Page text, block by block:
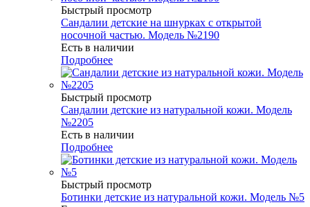
Быстрый просмотр
Сандалии детские на шнурках с открытой
носочной частью. Модель №2190
Есть в наличии
Подробнее
Быстрый просмотр
Сандалии детские из натуральной кожи. Модель
№2205
Есть в наличии
Подробнее
Быстрый просмотр
Ботинки детские из натуральной кожи. Модель №5